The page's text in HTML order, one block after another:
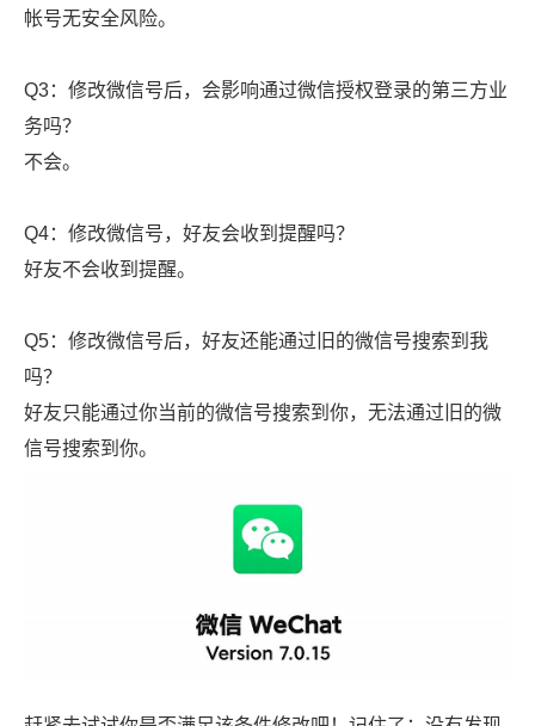
帐号无安全风险。
Q3：修改微信号后，会影响通过微信授权登录的第三方业
务吗？
不会。
Q4：修改微信号，好友会收到提醒吗？
好友不会收到提醒。
Q5：修改微信号后，好友还能通过旧的微信号搜索到我
吗？
好友只能通过你当前的微信号搜索到你，无法通过旧的微
信号搜索到你。